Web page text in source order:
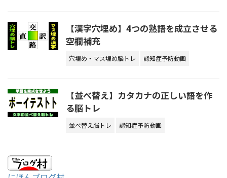
【漢字穴埋め】4つの熟語を成立させる
空欄補充
穴埋め・マス埋め脳トレ 認知症予防動画
【並べ替え】カタカナの正しい語を作
る脳トレ
並べ替え脳トレ 認知症予防動画